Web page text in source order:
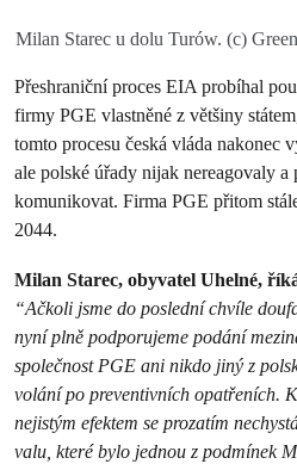
Milan Starec u dolu Turów. (c)
Přeshraniční proces EIA probíhal
firmy PGE vlastněné z většiny
tomto procesu česká vláda nakonec
ale polské úřady nijak nereagovaly a
komunikovat. Firma PGE přitom
2044.
Milan Starec, obyvatel Uhelné,
“Ačkoli jsme do poslední chvíle
nyní plně podporujeme podání
společnost PGE ani nikdo jiný z
volání po preventivních opatřeních.
nejistým efektem se prozatím
valu, které bylo jednou z podmínek